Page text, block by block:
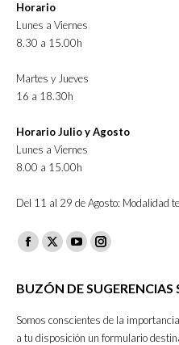
Horario
Lunes a Viernes
8.30 a 15.00h
Martes y Jueves
16 a 18.30h
Horario Julio y Agosto
Lunes a Viernes
8.00 a 15.00h
Del 11 al 29 de Agosto: Modalidad
Facebook
opens
new
X
opens
new
YouTube
opens
new
Instagram
opens
in
new
BUZÓN DE SUGERENCIAS
Somos conscientes de la
a tu disposición un formulario